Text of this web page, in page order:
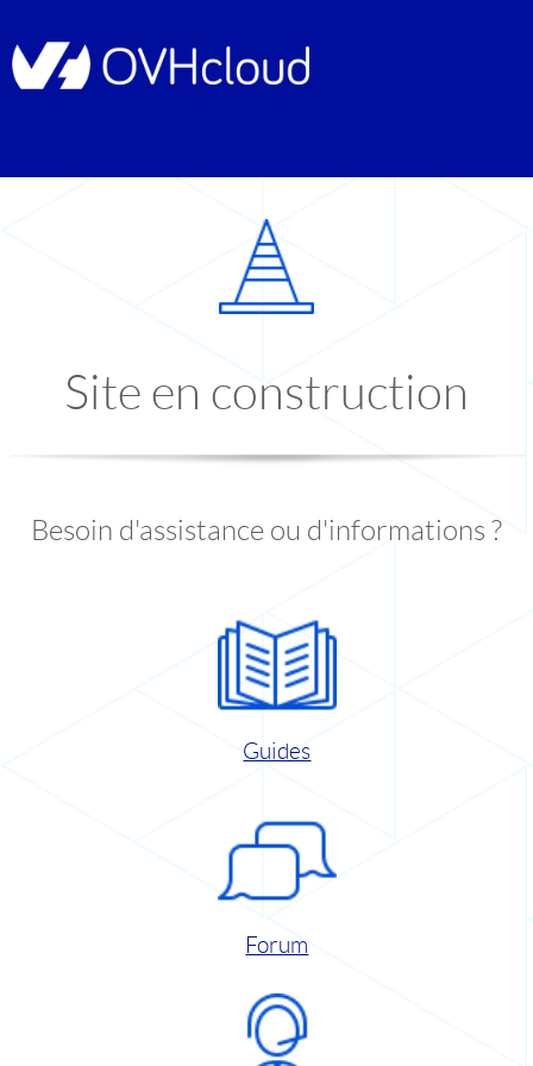
Site en construction
Besoin d'assistance ou d'informations ?
Guides
Forum